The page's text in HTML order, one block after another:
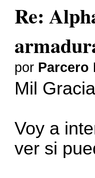
Re:
por Parcero
Mil
Voy a
ver si